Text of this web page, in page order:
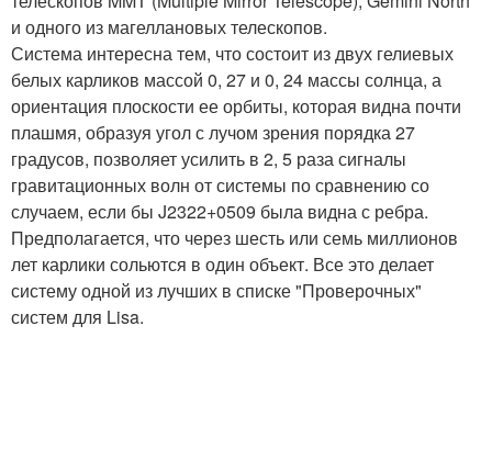
и одного из магеллановых телескопов.
Система интересна тем, что состоит из двух гелиевых
белых карликов массой 0, 27 и 0, 24 массы солнца, а
ориентация плоскости ее орбиты, которая видна почти
плашмя, образуя угол с лучом зрения порядка 27
градусов, позволяет усилить в 2, 5 раза сигналы
гравитационных волн от системы по сравнению со
случаем, если бы J2322+0509 была видна с ребра.
Предполагается, что через шесть или семь миллионов
лет карлики сольются в один объект. Все это делает
систему одной из лучших в списке "Проверочных"
систем для Lisa.